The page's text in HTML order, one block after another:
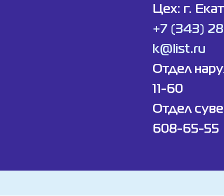
Цех: г.
+7 (343)
k@list.ru
Отдел
11-60
Отдел
608-65-55